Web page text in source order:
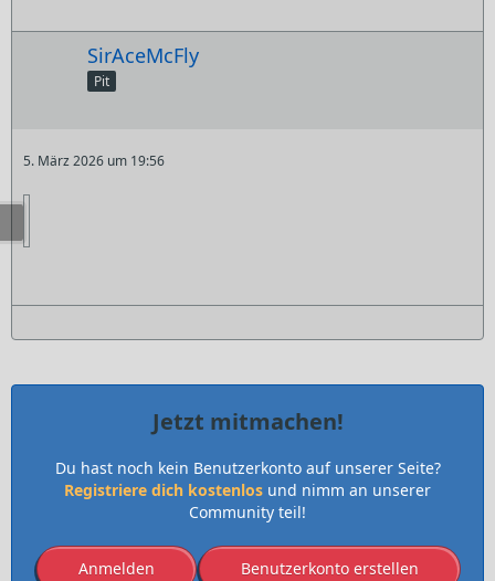
SirAceMcFly
Pit
5. März 2026 um 19:56
Jetzt mitmachen!
Du hast noch kein Benutzerkonto auf unserer Seite?
Registriere dich kostenlos und nimm an unserer
Community teil!
Benutzerkonto erstellen
Anmelden